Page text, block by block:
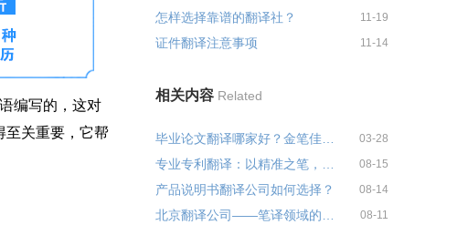
编写的，这对
至关重要，它帮
怎样选择靠谱的翻译社？ 11-19
证件翻译注意事项 11-14
相关内容 Related
03-28
08-15
产品说明书翻译公司如何选择？ 08-14
08-11